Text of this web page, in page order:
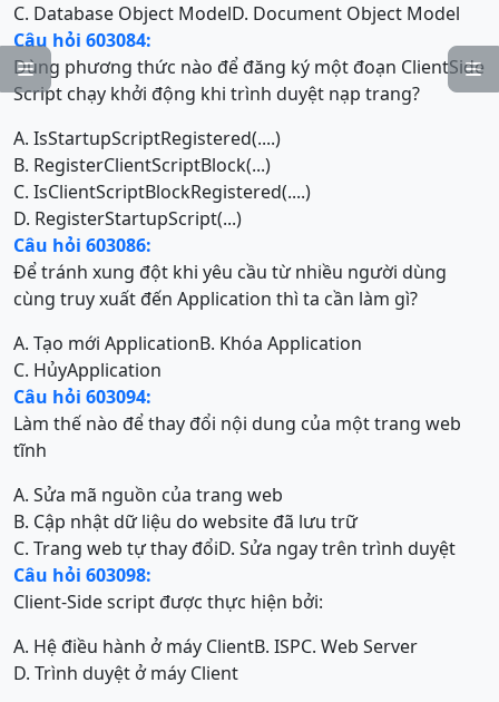


C. Database Object ModelD. Document Object Model
Câu hỏi 603084:
Dùng phương thức nào để đăng ký một đoạn ClientSide
Script chạy khởi động khi trình duyệt nạp trang?
A. IsStartupScriptRegistered(....)
B. RegisterClientScriptBlock(...)
C. IsClientScriptBlockRegistered(....)
D. RegisterStartupScript(...)
Câu hỏi 603086:
Để tránh xung đột khi yêu cầu từ nhiều người dùng
cùng truy xuất đến Application thì ta cần làm gì?
A. Tạo mới ApplicationB. Khóa Application
C. HủyApplication
Câu hỏi 603094:
Làm thế nào để thay đổi nội dung của một trang web
tĩnh
A. Sửa mã nguồn của trang web
B. Cập nhật dữ liệu do website đã lưu trữ
C. Trang web tự thay đổiD. Sửa ngay trên trình duyệt
Câu hỏi 603098:
Client-Side script được thực hiện bởi:
A. Hệ điều hành ở máy ClientB. ISPC. Web Server
D. Trình duyệt ở máy Client